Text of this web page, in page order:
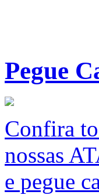
Pegue
Confira
nossas
e pegue